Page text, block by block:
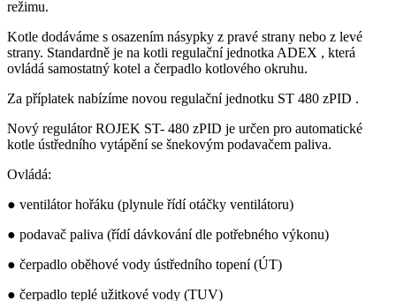
režimu.
Kotle dodáváme s osazením násypky z pravé strany nebo z levé
strany. Standardně je na kotli regulační jednotka ADEX , která
ovládá samostatný kotel a čerpadlo kotlového okruhu.
Za příplatek nabízíme novou regulační jednotku ST 480 zPID .
Nový regulátor ROJEK ST- 480 zPID je určen pro automatické
kotle ústředního vytápění se šnekovým podavačem paliva.
Ovládá:
● ventilátor hořáku (plynule řídí otáčky ventilátoru)
● podavač paliva (řídí dávkování dle potřebného výkonu)
● čerpadlo oběhové vody ústředního topení (ÚT)
● čerpadlo teplé užitkové vody (TUV)